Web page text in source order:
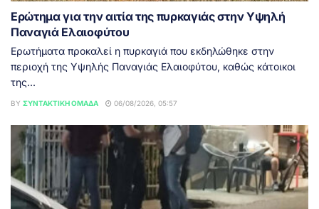
Ερώτημα για την αιτία της πυρκαγιάς στην Υψηλή
Παναγιά Ελαιοφύτου
Ερωτήματα προκαλεί η πυρκαγιά που εκδηλώθηκε στην
περιοχή της Υψηλής Παναγιάς Ελαιοφύτου, καθώς κάτοικοι
της...
BY ΣΥΝΤΑΚΤΙΚΉ ΟΜΆΔΑ 06/08/2026, 05:57